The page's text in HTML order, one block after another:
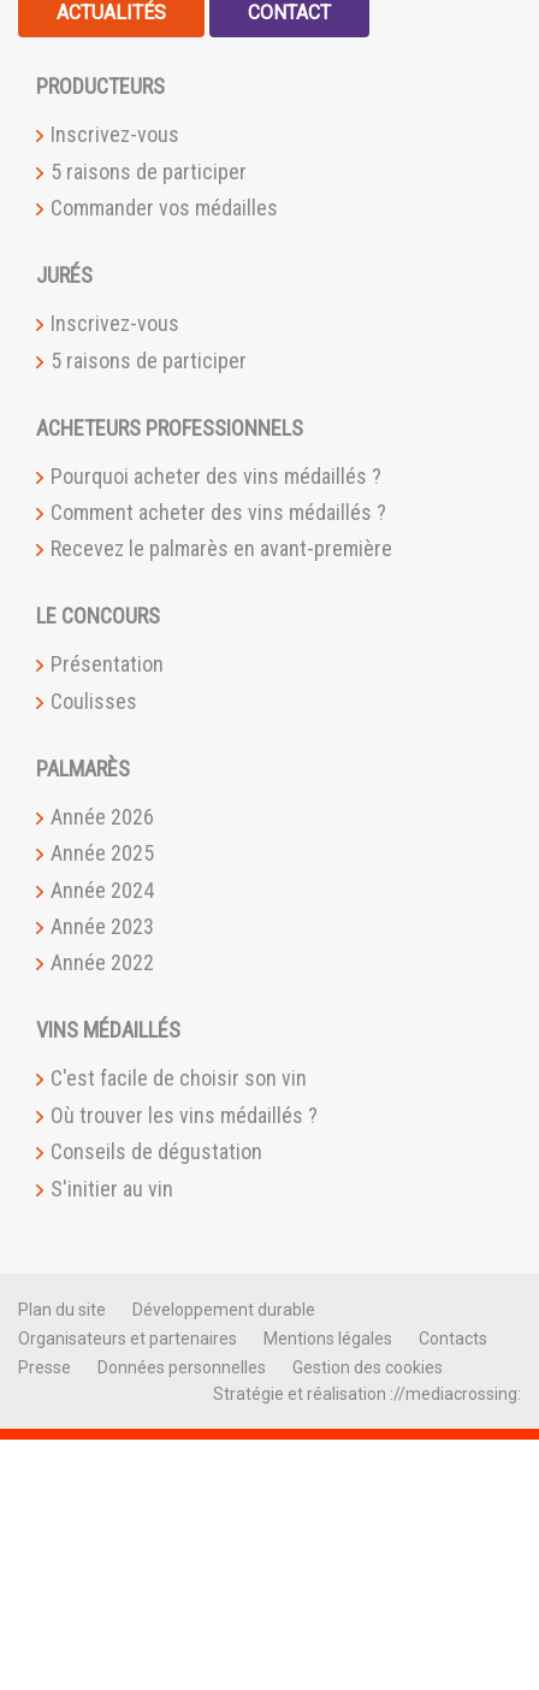
ACTUALITÉS CONTACT
PRODUCTEURS
Inscrivez-vous
5 raisons de participer
Commander vos médailles
JURÉS
Inscrivez-vous
5 raisons de participer
ACHETEURS PROFESSIONNELS
Pourquoi acheter des vins médaillés ?
Comment acheter des vins médaillés ?
Recevez le palmarès en avant-première
LE CONCOURS
Présentation
Coulisses
PALMARÈS
Année 2026
Année 2025
Année 2024
Année 2023
Année 2022
VINS MÉDAILLÉS
C'est facile de choisir son vin
Où trouver les vins médaillés ?
Conseils de dégustation
S'initier au vin
Plan du site
Développement durable
Organisateurs et partenaires
Mentions légales
Contacts
Presse
Données personnelles
Gestion des cookies
Stratégie et réalisation ://mediacrossing: